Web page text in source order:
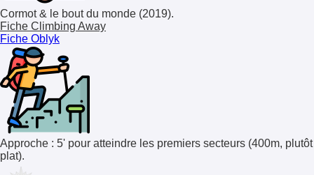
Cormot & le bout du monde (2019).
Fiche Climbing Away
Fiche Oblyk
Approche : 5' pour atteindre les premiers secteurs (400m, plutôt
plat).